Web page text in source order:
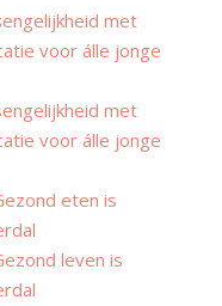
met
voor álle jonge
met
voor álle jonge
eten is
leven is